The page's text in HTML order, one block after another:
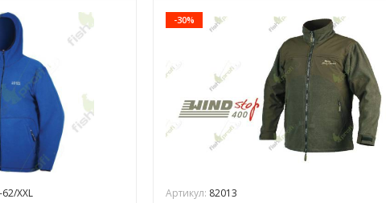
XXL
-30%
Артикул: 82013